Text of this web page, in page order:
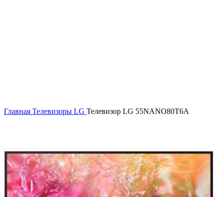
Главная Телевизоры LG Телевизор LG 55NANO80T6A